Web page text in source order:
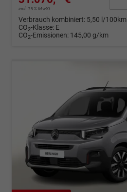
incl. 19% MwSt.
Verbrauch kombiniert: 5,50 l/100km
CO2-Klasse: E
CO2-Emissionen: 145,00 g/km